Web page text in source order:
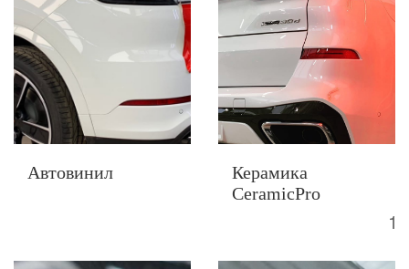
Автовинил
5000 Р
Керамика
CeramicPro